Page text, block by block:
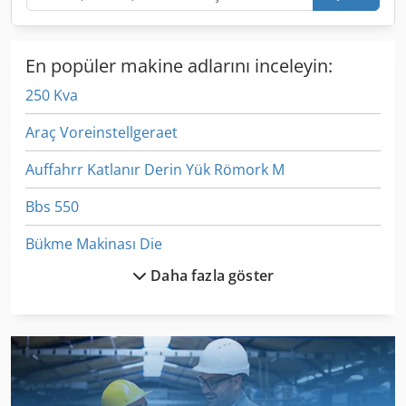
En popüler makine adlarını inceleyin:
250 Kva
Araç Voreinstellgeraet
Auffahrr Katlanır Derin Yük Römork M
Bbs 550
Bükme Makinası Die
Izlenen Araç
Ka 77
Daha fazla göster